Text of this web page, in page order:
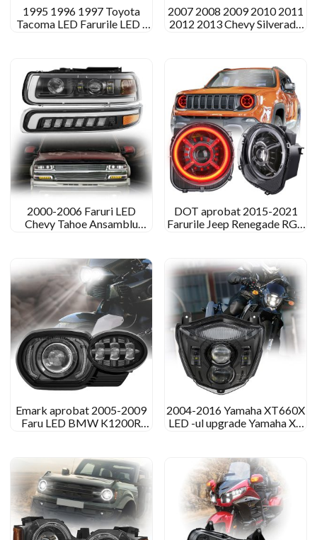
1995 1996 1997 Toyota
Tacoma LED Farurile LED -
2007 2008 2009 2010 2011
2012 2013 Chevy Silverado
2000-2006 Faruri LED
Chevy Tahoe Ansamblu
DOT aprobat 2015-2021
Farurile Jeep Renegade RGB
Emark aprobat 2005-2009
Faru LED BMW K1200R
2004-2016 Yamaha XT660X
LED -ul upgrade Yamaha XT